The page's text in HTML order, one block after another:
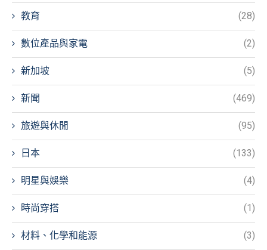
教育 (28)
數位產品與家電 (2)
新加坡 (5)
新聞 (469)
旅遊與休閒 (95)
日本 (133)
明星與娛樂 (4)
時尚穿搭 (1)
材料、化學和能源 (3)